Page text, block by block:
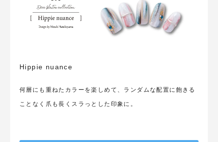
Hippie nuance
何層にも重ねたカラーを楽しめて、ランダムな配置に飽きる
ことなく爪も長くスラっとした印象に。